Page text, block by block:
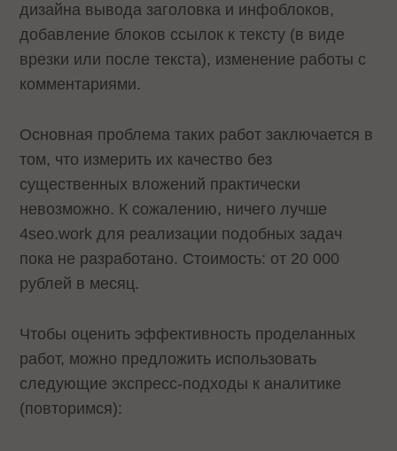
дизайна вывода заголовка и инфоблоков,
добавление блоков ссылок к тексту (в виде
врезки или после текста), изменение работы с
комментариями.
Основная проблема таких работ заключается в
том, что измерить их качество без
существенных вложений практически
невозможно. К сожалению, ничего лучше
4seo.work для реализации подобных задач
пока не разработано. Стоимость: от 20 000
рублей в месяц.
Чтобы оценить эффективность проделанных
работ, можно предложить использовать
следующие экспресс-подходы к аналитике
(повторимся):